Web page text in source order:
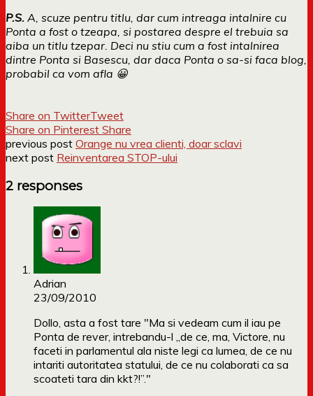
P.S. A, scuze pentru titlu, dar cum intreaga intalnire cu
Ponta a fost o tzeapa, si postarea despre el trebuia sa
aiba un titlu tzepar. Deci nu stiu cum a fost intalnirea
dintre Ponta si Basescu, dar daca Ponta o sa-si faca blog,
probabil ca vom afla 😀
Share on TwitterTweet
Share on Pinterest Share
previous post Orange nu vrea clienti, doar sclavi
next post Reinventarea STOP-ului
2 responses
Adrian
23/09/2010
Dollo, asta a fost tare "Ma si vedeam cum il iau pe
Ponta de rever, intrebandu-l „de ce, ma, Victore, nu
faceti in parlamentul ala niste legi ca lumea, de ce nu
intariti autoritatea statului, de ce nu colaborati ca sa
scoateti tara din kkt?!”."